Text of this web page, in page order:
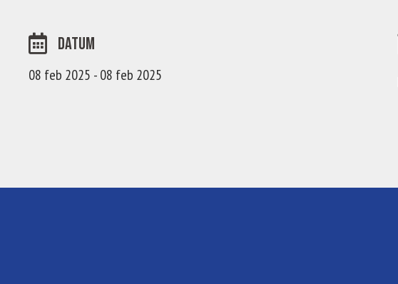
Datum
08 feb 2025 - 08 feb 2025